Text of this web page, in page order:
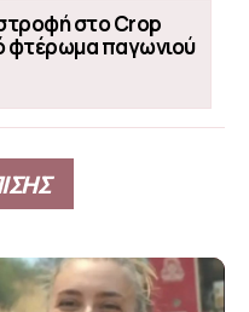
στο Crop
φτέρωμα παγωνιού